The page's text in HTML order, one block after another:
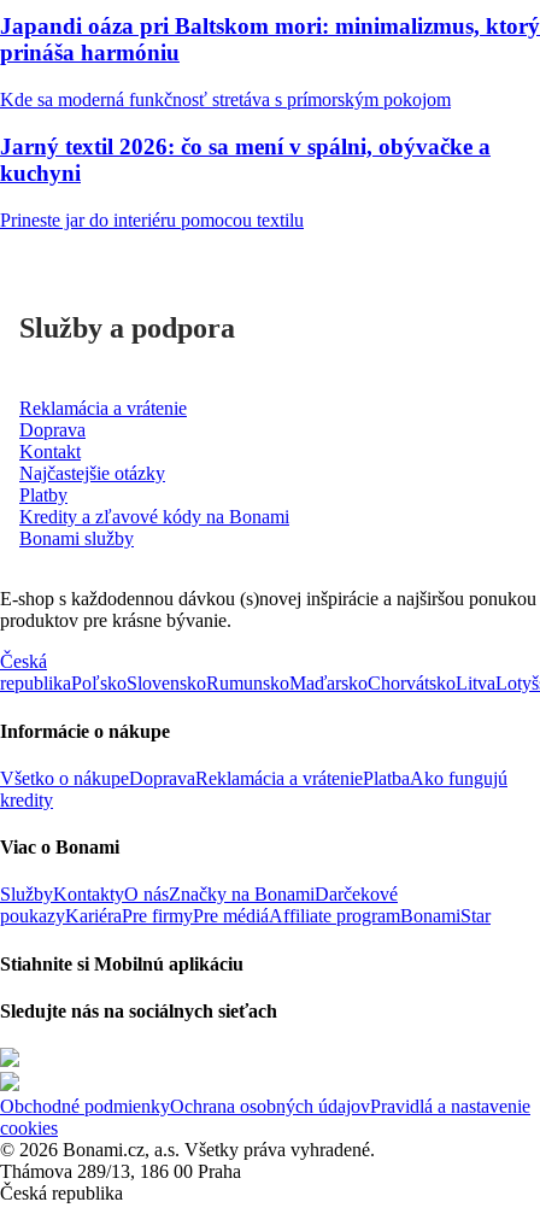
Japandi oáza pri Baltskom mori: minimalizmus, ktorý
prináša harmóniu
Kde sa moderná funkčnosť stretáva s prímorským pokojom
Jarný textil 2026: čo sa mení v spálni, obývačke a
kuchyni
Prineste jar do interiéru pomocou textilu
Služby a podpora
Reklamácia a vrátenie
Doprava
Kontakt
Najčastejšie otázky
Platby
Kredity a zľavové kódy na Bonami
Bonami služby
E-shop s každodennou dávkou (s)novej inšpirácie a najširšou ponukou
produktov pre krásne bývanie.
Česká
republikaPoľskoSlovenskoRumunskoMaďarskoChorvátskoLitva
Informácie o nákupe
Všetko o nákupeDopravaReklamácia a vráteniePlatbaAko fungujú
kredity
Viac o Bonami
SlužbyKontaktyO násZnačky na BonamiDarčekové
poukazyKariéraPre firmyPre médiáAffiliate programBonamiStar
Stiahnite si Mobilnú aplikáciu
Sledujte nás na sociálnych sieťach
Obchodné podmienkyOchrana osobných údajovPravidlá a nastavenie
cookies
© 2026 Bonami.cz, a.s. Všetky práva vyhradené.
Thámova 289/13, 186 00 Praha
Česká republika